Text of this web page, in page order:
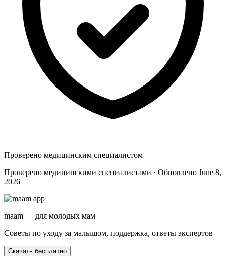
Проверено медицинским специалистом
Проверено медицинскими специалистами · Обновлено June 8,
2026
maam — для молодых мам
Советы по уходу за малышом, поддержка, ответы экспертов
Скачать бесплатно